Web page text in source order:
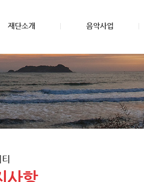
재단소개 음악사업
사항